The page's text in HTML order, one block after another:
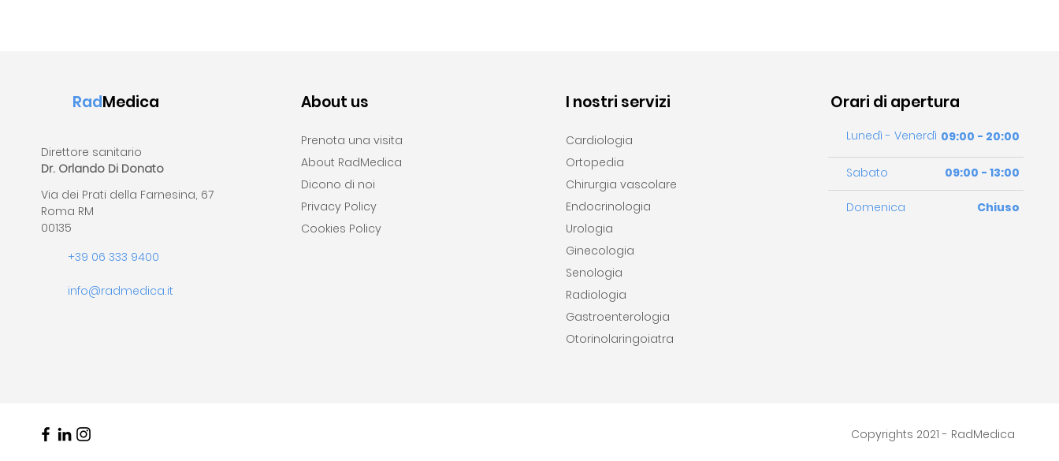
RadMedica
Direttore sanitario
Dr. Orlando Di Donato
Via dei Prati della Farnesina, 67
Roma RM
00135
+39 06 333 9400
info@radmedica.it
About us
Prenota una visita
About RadMedica
Dicono di noi
Privacy Policy
Cookies Policy
I nostri servizi
Cardiologia
Ortopedia
Chirurgia vascolare
Endocrinologia
Urologia
Ginecologia
Senologia
Radiologia
Gastroenterologia
Otorinolaringoiatra
Orari di apertura
Lunedì - Venerdì 09:00 - 20:00
Sabato 09:00 - 13:00
Domenica Chiuso
Copyrights 2021 - RadMedica